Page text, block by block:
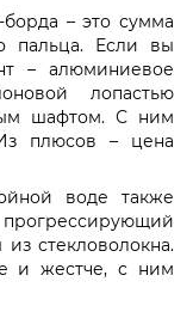
– это сумма
пальца. Если вы
– алюминиевое
лопастью
шафтом. С ним
плюсов – цена
воде также
стекловолокна.
и жестче, с ним